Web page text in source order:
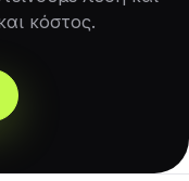
κόστος.